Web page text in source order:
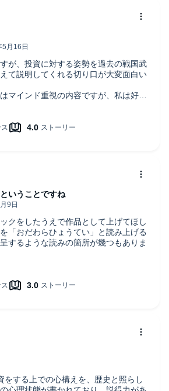
知る
正しい考え方
運用会社経営。7年間負けなし（年間損
において最も大切な高い防御力を武器
年にも、極めて安定した収益を出し続け
運用資産総額は現在1億円を超えて、毎年
ンはあまり打たないけど、ヒットを量産
として数々のマネー誌や雑誌で紹介さ
も常に上位の人気を得ている。 旅人とし
府県のすべてをまわり、2013年には、海
予定。また、歴史にも精通して古戦場や
が、投資に対する姿勢を過去の戦国武
て説明してくれる切り口が大変面白い
マインド重視の内容ですが、私は好き
クをしたうえで作品として上げてほし
「おだわらひょうてい」と読み上げる
するような読みの箇所が幾つもありま
ありませんが、作品を台無しにするよ
ださい。
いうことですね
をする上での心構えを、歴史と照らし